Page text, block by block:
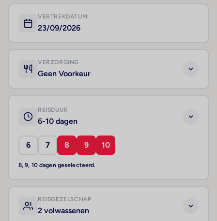
VERTREKDATUM
23/09/2026
VERZORGING
Geen Voorkeur
REISDUUR
6-10 dagen
6 7 8 9 10
8, 9, 10 dagen geselecteerd.
REISGEZELSCHAP
2 volwassenen